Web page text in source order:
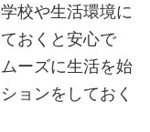
校や生活環境に
おくと安心で
ーズに生活を始
ョンをしておく